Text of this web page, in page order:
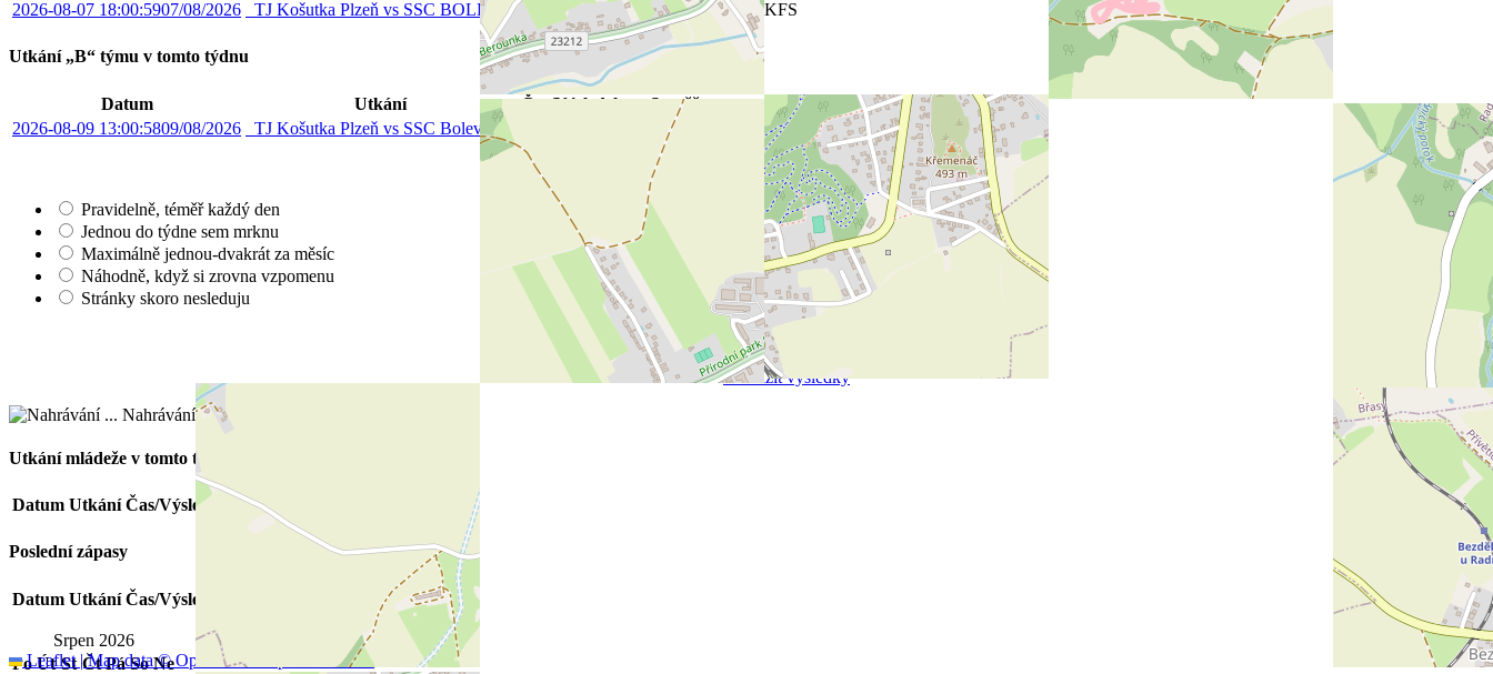
Leaflet |Map data ©OpenStreetMap contributors
2026-08-07 18:00:5907/08/2026 TJ Košutka Plzeň vs SSC BOLEVEC 18:00:5918:00 SELECT 6.liga PKFS
Utkání „B“ týmu v tomto týdnu
Datum Utkání Čas/Výsledek
Soutěž
2026-08-09 13:00:5809/08/2026 TJ Košutka Plzeň vs SSC Bolevec B 9. liga MSM
Jak často navštěvujete naše stránky?
Pravidelně, téměř každý den
Jednou do týdne sem mrknu
Maximálně jednou-dvakrát za měsíc
Náhodně, když si zrovna vzpomenu
Stránky skoro nesleduju
Zobrazit výsledky
Nahrávání ...
Utkání mládeže v tomto týdnu
Datum Utkání Čas/Výsledek Soutěž
Poslední zápasy
Datum Utkání Čas/Výsledek
Srpen 2026
Po Út St Čt Pá So Ne